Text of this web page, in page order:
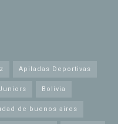
Apiladas Deportivas
Bolivia
de buenos aires